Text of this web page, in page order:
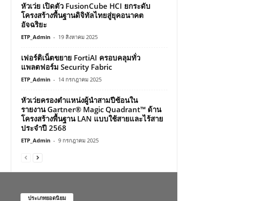
หัวเว่ย เปิดตัว FusionCube HCI ยกระดับ
โครงสร้างพื้นฐานดิจิทัลไทยสู่ยุคอนาคต
อัจฉริยะ
ETP_Admin - 19 สิงหาคม 2025
เฟอร์ติเน็ตขยาย FortiAI ครอบคลุมทั่ว
แพลตฟอร์ม Security Fabric
ETP_Admin - 14 กรกฎาคม 2025
หัวเว่ยครองตำแหน่งผู้นำสามปีซ้อนใน
รายงาน Gartner® Magic Quadrant™ ด้าน
โครงสร้างพื้นฐาน LAN แบบใช้สายและไร้สาย
ประจำปี 2568
ETP_Admin - 9 กรกฎาคม 2025
ประเภทยอดนิยม